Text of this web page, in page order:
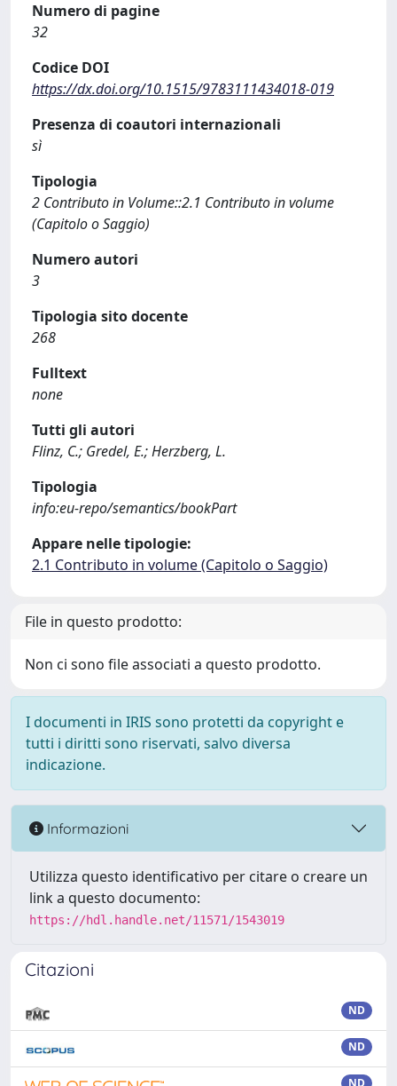
Numero di pagine
32
Codice DOI
https://dx.doi.org/10.1515/9783111434018-019
Presenza di coautori internazionali
sì
Tipologia
2 Contributo in Volume::2.1 Contributo in volume
(Capitolo o Saggio)
Numero autori
3
Tipologia sito docente
268
Fulltext
none
Tutti gli autori
Flinz, C.; Gredel, E.; Herzberg, L.
Tipologia
info:eu-repo/semantics/bookPart
Appare nelle tipologie:
2.1 Contributo in volume (Capitolo o Saggio)
File in questo prodotto:
Non ci sono file associati a questo prodotto.
I documenti in IRIS sono protetti da copyright e
tutti i diritti sono riservati, salvo diversa
indicazione.
Informazioni
Utilizza questo identificativo per citare o creare un
link a questo documento:
https://hdl.handle.net/11571/1543019
Citazioni
ND
ND